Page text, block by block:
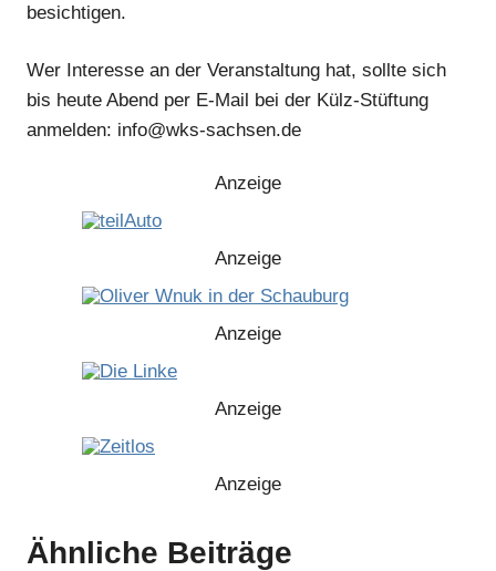
besichtigen.
Wer Interesse an der Veranstaltung hat, sollte sich
bis heute Abend per E-Mail bei der Külz-Stüftung
anmelden: info@wks-sachsen.de
Anzeige
Anzeige
Anzeige
Anzeige
Anzeige
Anzeige
Ähnliche Beiträge